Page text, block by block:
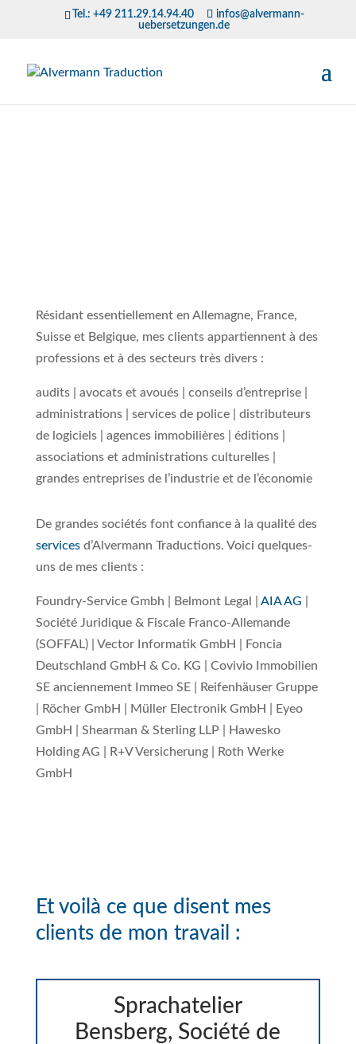
Tel.: +49 211.29.14.94.40
infos@alvermann-
uebersetzungen.de
Résidant essentiellement en Allemagne, France,
Suisse et Belgique, mes clients appartiennent à des
professions et à des secteurs très divers :
audits | avocats et avoués | conseils d’entreprise |
administrations | services de police | distributeurs
de logiciels | agences immobilières | éditions |
associations et administrations culturelles |
grandes entreprises de l’industrie et de l’économie
De grandes sociétés font confiance à la qualité des
servicesd’Alvermann Traductions. Voici quelques-
uns de mes clients :
Foundry-Service Gmbh | Belmont Legal | AIA AG
Société Juridique & Fiscale Franco-Allemande
(SOFFAL) | Vector Informatik GmbH | Foncia
Deutschland GmbH & Co. KG | Covivio Immobilien
SE anciennement Immeo SE | Reifenhäuser Gruppe
| Röcher GmbH | Müller Electronik GmbH | Eyeo
GmbH | Shearman & Sterling LLP | Hawesko
Holding AG | R+V Versicherung | Roth Werke
GmbH
Et voilà ce que disent mes
clients de mon travail :
Sprachatelier
Bensberg, Société de